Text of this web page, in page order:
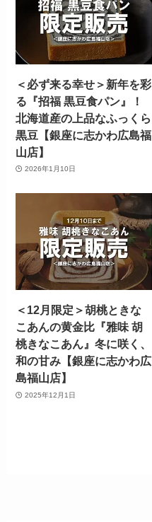
＜必ず来る幸せ＞新年を彩
る『招福 黒豆食パン』！
北海道産の上品なふっくら
黒豆【銀座に志かわ広島福
山店】
2026年1月10日
＜12月限定＞胡桃ときな
こあんの黄金比『雅味 胡
桃きなこあん』冬に咲く、
和の甘み【銀座に志かわ広
島福山店】
2025年12月1日